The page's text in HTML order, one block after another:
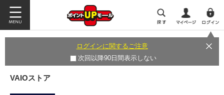
ログインに関するご注意
次回以降90日間表示しない
VAIOストア